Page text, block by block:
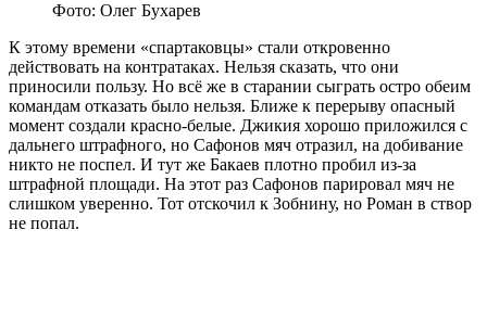
Фото: Олег Бухарев
К этому времени «спартаковцы» стали откровенно
действовать на контратаках. Нельзя сказать, что они
приносили пользу. Но всё же в старании сыграть остро обеим
командам отказать было нельзя. Ближе к перерыву опасный
момент создали красно-белые. Джикия хорошо приложился с
дальнего штрафного, но Сафонов мяч отразил, на добивание
никто не поспел. И тут же Бакаев плотно пробил из-за
штрафной площади. На этот раз Сафонов парировал мяч не
слишком уверенно. Тот отскочил к Зобнину, но Роман в створ
не попал.